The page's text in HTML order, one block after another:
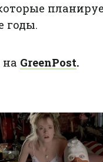
годы.
на GreenPost.